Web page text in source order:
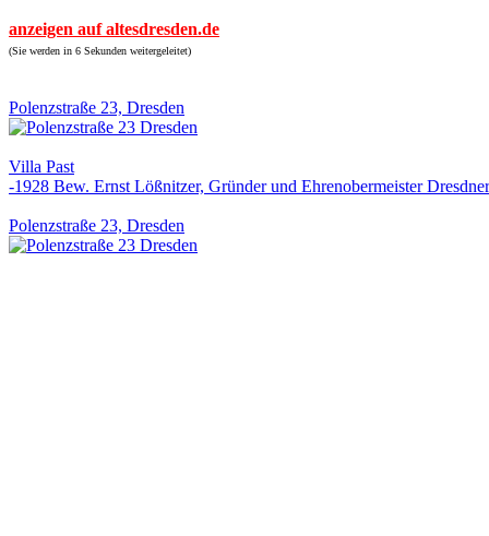
anzeigen auf altesdresden.de
(Sie werden in 6 Sekunden weitergeleitet)
Polenzstraße 23, Dresden
Villa Past
-1928 Bew. Ernst Lößnitzer, Gründer und Ehrenobermeister
Polenzstraße 23, Dresden